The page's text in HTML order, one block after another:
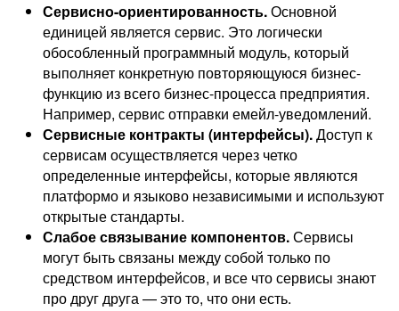
Сервисно-ориентированность.Основной
единицей является сервис. Это логически
обособленный программный модуль, который
выполняет конкретную повторяющуюся бизнес-
функцию из всего бизнес-процесса предприятия.
Например, сервис отправки емейл-уведомлений.
Сервисные контракты (интерфейсы).Доступ к
сервисам осуществляется через четко
определенные интерфейсы, которые являются
платформо и языково независимыми и используют
открытые стандарты.
Слабое связывание компонентов.Сервисы
могут быть связаны между собой только по
средством интерфейсов, и все что сервисы знают
про друг друга — это то, что они есть.